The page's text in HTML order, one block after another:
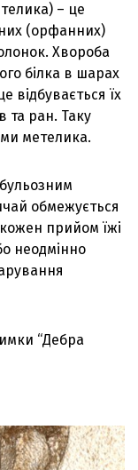
– це
(орфанних)
Хвороба
білка в шарах
відбувається їх
та ран. Таку
метелика.
обмежується
прийом їжі
неодмінно
“Дебра